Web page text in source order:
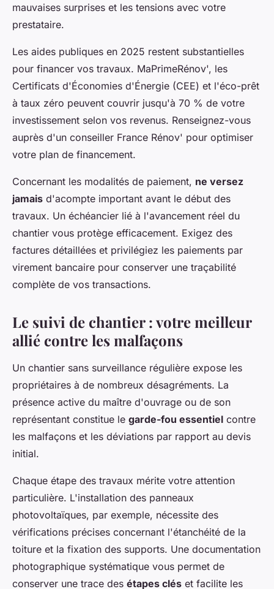
mauvaises surprises et les tensions avec votre
prestataire.
Les aides publiques en 2025 restent substantielles
pour financer vos travaux. MaPrimeRénov', les
Certificats d'Économies d'Énergie (CEE) et l'éco-prêt
à taux zéro peuvent couvrir jusqu'à 70 % de votre
investissement selon vos revenus. Renseignez-vous
auprès d'un conseiller France Rénov' pour optimiser
votre plan de financement.
Concernant les modalités de paiement, ne versez
jamais d'acompte important avant le début des
travaux. Un échéancier lié à l'avancement réel du
chantier vous protège efficacement. Exigez des
factures détaillées et privilégiez les paiements par
virement bancaire pour conserver une traçabilité
complète de vos transactions.
Le suivi de chantier : votre meilleur
allié contre les malfaçons
Un chantier sans surveillance régulière expose les
propriétaires à de nombreux désagréments. La
présence active du maître d'ouvrage ou de son
représentant constitue le garde-fou essentiel contre
les malfaçons et les déviations par rapport au devis
initial.
Chaque étape des travaux mérite votre attention
particulière. L'installation des panneaux
photovoltaïques, par exemple, nécessite des
vérifications précises concernant l'étanchéité de la
toiture et la fixation des supports. Une documentation
photographique systématique vous permet de
conserver une trace des étapes clés et facilite les